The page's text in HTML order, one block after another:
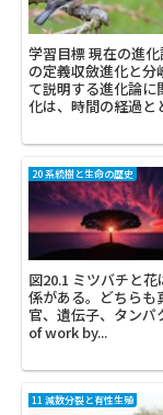
学習目標 現在の進化論がどのように発展してきたかを説明する適応
の定義収斂進化と
て説明する進化論に関する
化は、時間の経過と
20 系統樹と生命の歴史
図20.1 ミツバチと
係がある。どちらも
官、遺伝子、タン
of work by...
11 減数分裂と有性生殖